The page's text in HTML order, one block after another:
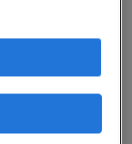
jest do